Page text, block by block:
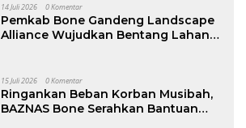
14 Juli 2026 0 Komentar
Pemkab Bone Gandeng Landscape
Alliance Wujudkan Bentang Lahan
15 Juli 2026 0 Komentar
Ringankan Beban Korban Musibah,
BAZNAS Bone Serahkan Bantuan